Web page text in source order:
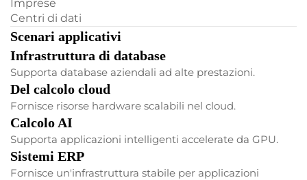
Imprese
Centri di dati
Scenari applicativi
Infrastruttura di database
Supporta database aziendali ad alte prestazioni.
Del calcolo cloud
Fornisce risorse hardware scalabili nel cloud.
Calcolo AI
Supporta applicazioni intelligenti accelerate da GPU.
Sistemi ERP
Fornisce un'infrastruttura stabile per applicazioni